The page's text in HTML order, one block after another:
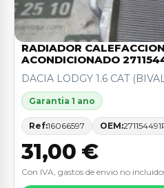
RADIADOR
ACONDICIONADO
DACIA LODGY 1.6 CAT
Garantia 1 ano
Ref:16066597 OEM:
31,00 €
Con IVA, gastos de envio no